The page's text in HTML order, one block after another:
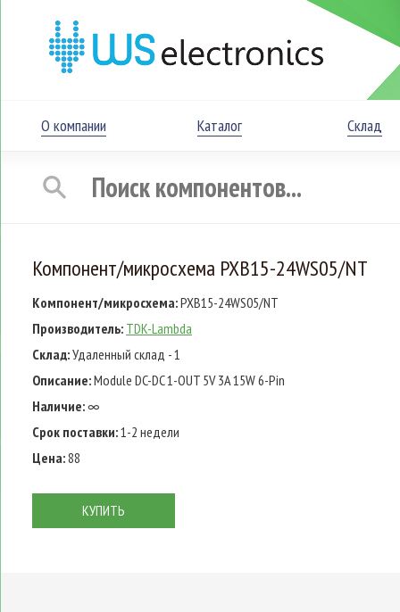
О компании Каталог Склад
Компонент/микросхема PXB15-24WS05/NT
Компонент/микросхема:PXB15-24WS05/NT
Производитель: TDK-Lambda
Склад:Удаленный склад - 1
Описание:Module DC-DC 1-OUT 5V 3A 15W 6-Pin
Наличие:∞
Срок поставки:1-2 недели
Цена:88
КУПИТЬ